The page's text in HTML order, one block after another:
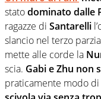
statodominato dalle
ragazze di Santarelli
slancio nel terzo
mette alle corde la
scia. Gabi e Zhu non
praticamente modo